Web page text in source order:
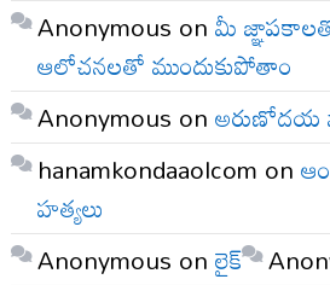
Anonymous onమీ
ఆలోచనలతో ముందుకుపోతాం
Anonymous onఅరుణోదయ
hanamkondaaolcom on
హత్యలు
Anonymous onలైక్